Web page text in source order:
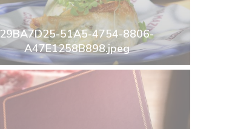
29BA7D25-51A5-4754-8806-
A47E1258B898.jpeg